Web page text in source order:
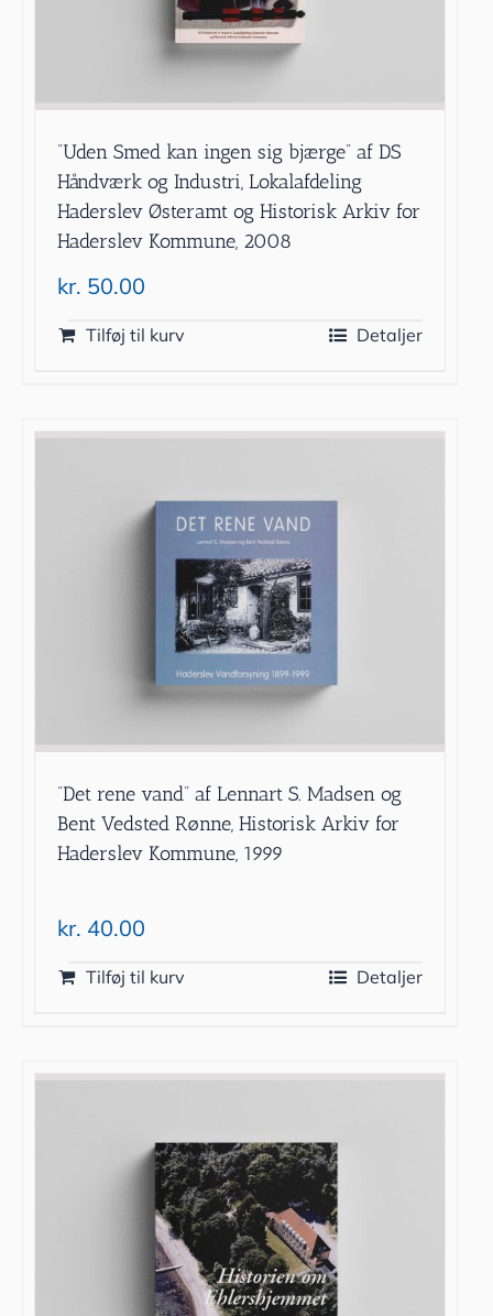
”Uden Smed kan ingen sig bjærge” af DS
Håndværk og Industri, Lokalafdeling
Haderslev Østeramt og Historisk Arkiv for
Haderslev Kommune, 2008
kr. 50.00
Tilføj til kurv Detaljer
”Det rene vand” af Lennart S. Madsen og
Bent Vedsted Rønne, Historisk Arkiv for
Haderslev Kommune, 1999
kr. 40.00
Tilføj til kurv Detaljer